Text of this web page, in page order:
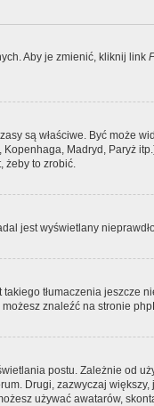
Aby je zmienić, kliknij link
są właściwe. Być może
Madryd, Paryż
żeby to zrobić.
jest wyświetlany
tłumaczenia jeszcze
znaleźć na stronie
postu. Zależnie od
Drugi, zazwyczaj
używać awatarów,